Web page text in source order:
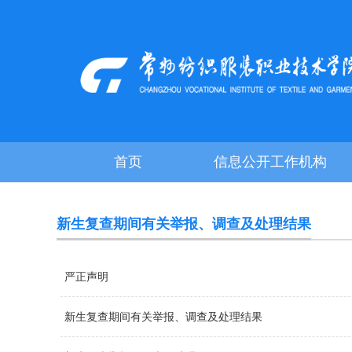
首页 信息公开工作机构
新生复查期间有关举报、调查及处理结果
严正声明
新生复查期间有关举报、调查及处理结果